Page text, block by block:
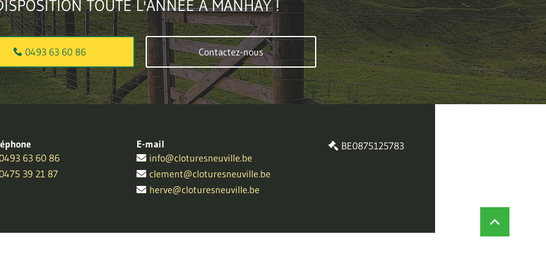
TOUTE L'ANNÉE À MANHAY !
0493 63 60 86 Contactez-nous
63 60 86
39 21 87
E-mail
info@cloturesneuville.be
clement@cloturesneuville.be
herve@cloturesneuville.be
BE0875125783